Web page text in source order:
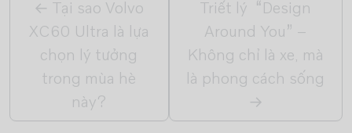
←
Tại sao Volvo
XC60 Ultra là lựa
chọn lý tưởng
trong mùa hè
này?
Triết lý “Design
Around You” –
Không chỉ là xe, mà
là phong cách sống
→